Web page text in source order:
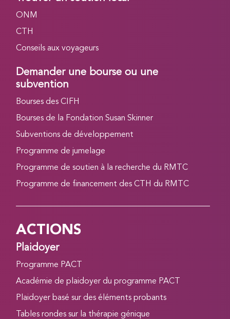
ONM
CTH
Conseils aux voyageurs
Demander une bourse ou une
subvention
Bourses des CIFH
Bourses de la Fondation Susan Skinner
Subventions de développement
Programme de jumelage
Programme de soutien à la recherche du RMTC
Programme de financement des CTH du RMTC
ACTIONS
Plaidoyer
Programme PACT
Académie de plaidoyer du programme PACT
Plaidoyer basé sur des éléments probants
Tables rondes sur la thérapie génique